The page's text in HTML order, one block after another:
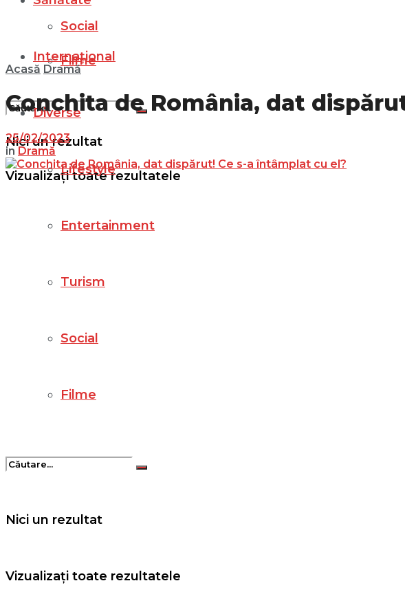
Social
Filme
Nici un rezultat
Vizualizați toate rezultatele
Internațional
Diverse
Lifestyle
Entertainment
Turism
Social
Filme
Nici un rezultat
Vizualizați toate rezultatele
Acasă Dramă
Conchita de România, dat
25/02/2023
in Dramă